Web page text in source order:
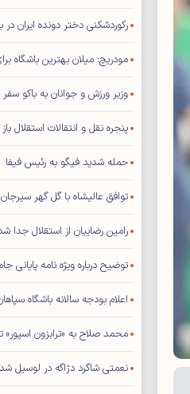
رکوردشکنی دختر دونده ایران در
مودریچ: میلان بهترین باشگاه
وزیر ورزش و جوانان به باکو سفر
پنجره نقل و انتقالات استقلال
حمله شدید فیگو به رئیس فیفا
توافق عالیشاه با گل گهر سیرجان
رامین رضاییان از استقلال جدا
توضیح درباره ویژه نامه پایانی جام
اعلام بودجه سالانه باشگاه
محمد صلاح به «ترابزون اسپور»
نعمتی شاگرد دژاگه در لوسیل شد